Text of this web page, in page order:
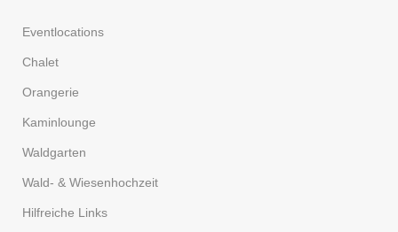
Eventlocations
Chalet
Orangerie
Kaminlounge
Waldgarten
Wald- & Wiesenhochzeit
Hilfreiche Links